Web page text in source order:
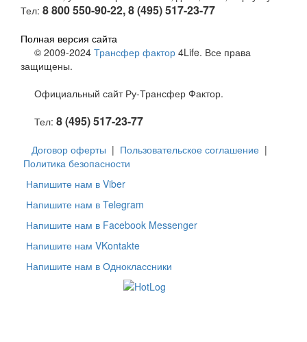
Тел: 8 800 550-90-22, 8 (495) 517-23-77
Полная версия сайта
© 2009-2024 Трансфер фактор 4Life. Все права
защищены.
Официальный сайт Ру-Трансфер Фактор.
Тел: 8 (495) 517-23-77
Договор оферты | Пользовательское соглашение |
Политика безопасности
Напишите нам в Viber
Напишите нам в Telegram
Напишите нам в Facebook Messenger
Напишите нам VKontakte
Напишите нам в Одноклассники